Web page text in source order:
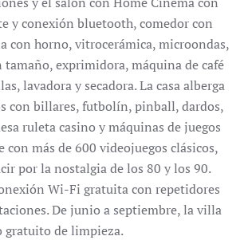
y conexión bluetooth, comedor con
con horno, vitrocerámica, microondas,
tamaño, exprimidora, máquina de café
lavadora y secadora. La casa alberga
con billares, futbolín, pinball, dardos,
ruleta casino y máquinas de juegos
con más de 600 videojuegos clásicos,
por la nostalgia de los 80 y los 90.
Wi-Fi gratuita con repetidores
De junio a septiembre, la villa
gratuito de limpieza.